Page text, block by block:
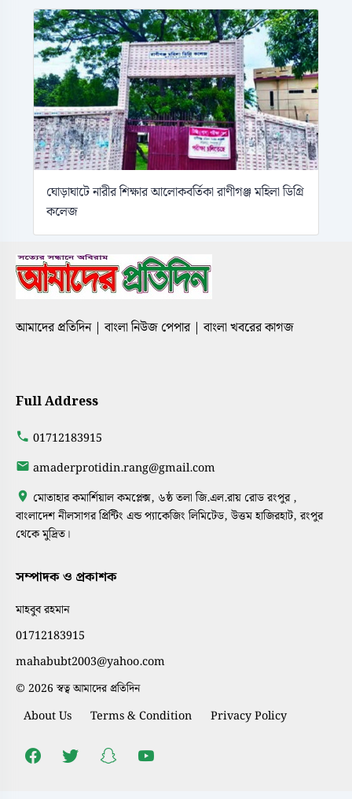
ঘোড়াঘাটে নারীর শিক্ষার আলোকবর্তিকা রাণীগঞ্জ মহিলা ডিগ্রি
কলেজ
আমাদের প্রতিদিন | বাংলা নিউজ পেপার | বাংলা খবরের কাগজ
Full Address
01712183915
amaderprotidin.rang@gmail.com
মোতাহার কমার্শিয়াল কমপ্লেক্স, ৬ষ্ঠ তলা জি.এল.রায় রোড রংপুর ,
বাংলাদেশ নীলসাগর প্রিন্টিং এন্ড প্যাকেজিং লিমিটেড, উত্তম হাজিরহাট, রংপুর
থেকে মুদ্রিত।
সম্পাদক ও প্রকাশক
মাহবুব রহমান
01712183915
mahabubt2003@yahoo.com
© 2026 স্বত্ব আমাদের প্রতিদিন
About Us Terms & Condition Privacy Policy